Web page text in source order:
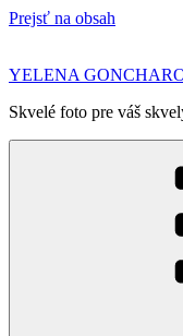
Prejsť na obsah
YELENA
Skvelé foto pre váš